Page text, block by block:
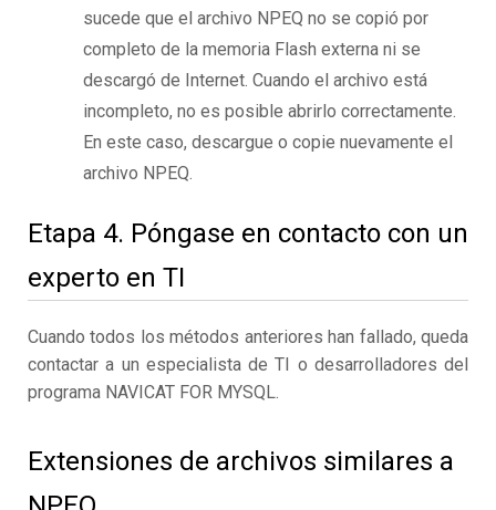
sucede que el archivo NPEQ no se copió por
completo de la memoria Flash externa ni se
descargó de Internet. Cuando el archivo está
incompleto, no es posible abrirlo correctamente.
En este caso, descargue o copie nuevamente el
archivo NPEQ.
Etapa 4. Póngase en contacto con un
experto en TI
Cuando todos los métodos anteriores han fallado, queda
contactar a un especialista de TI o desarrolladores del
programa NAVICAT FOR MYSQL.
Extensiones de archivos similares a